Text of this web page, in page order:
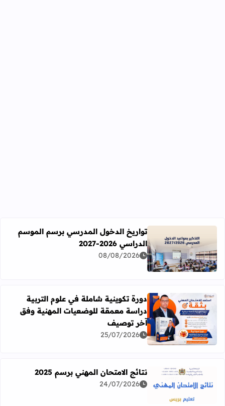
اقرأ المزيد عن تواريخ الدخول المدرسي برسم الموسم الدراسي 2026-
تواريخ الدخول المدرسي برسم الموسم
الدراسي 2026-2027
08/08/2026
اقرأ المزيد عن دورة تكوينية شاملة في علوم التربية
دورة تكوينية شاملة في علوم التربية
دراسة معمقة للوضعيات المهنية وفق
آخر توصيف
25/07/2026
اقرأ المزيد عن نتائج الامتحان المهني برسم 2025
نتائج الامتحان المهني برسم 2025
24/07/2026